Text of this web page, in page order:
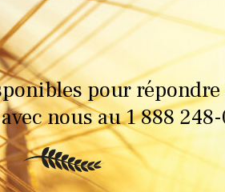
pour répondre
nous au 1 888